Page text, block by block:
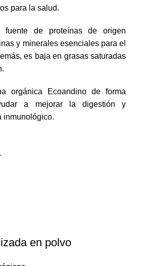
para la salud.
fuente de proteínas de origen
y minerales esenciales para el
es baja en grasas saturadas
orgánica Ecoandino de forma
a mejorar la digestión y
inmunológico.
en polvo